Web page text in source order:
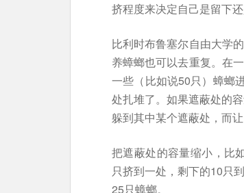
挤程度来决定自己是留下还
比利时布鲁塞尔自由大学
养蟑螂也可以去重复。在
一些（比如说50只）蟑螂
处扎堆了。如果遮蔽处的
躲到其中某个遮蔽处，而
把遮蔽处的容量缩小，比
只挤到一处，剩下的10只
25只蟑螂。